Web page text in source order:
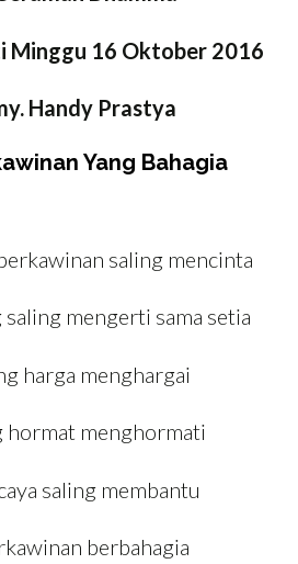
Minggu 16 Oktober 2016
Handy Prastya
Yang Bahagia
saling mencinta
mengerti sama setia
harga menghargai
hormat menghormati
saling membantu
berbahagia